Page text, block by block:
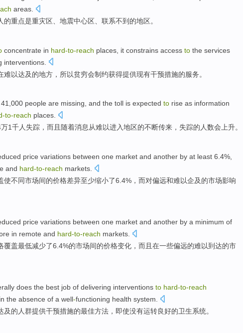
areas.
的重点是重灾区 、地震中心区、联系不到的地区。
concentrate in hard-to-reach places , it constrains access to the services
interventions
难以达及的地方 ，所以贫穷会制约获得提供现有干预措施的服务。
41,000 people are missing, and the toll is expected to rise as information
to-reach places.
1千人失踪 ， 而且 随着消息从难以进入地区的不断传来，失踪的人数会上升。
price variations between one market and another by at least 6.4%,
and hard-to-reach markets
使不同市场间的价格差异至少缩小了6.4%， 而对偏远和难以企及的市场影响
price variations between one market and another by a minimum of
in remote and hard-to-reach markets
覆盖最低减少了6.4%的市场间的价格变化 ， 而且 在一些偏远的难以到达的市
does the best job of delivering interventions to hard-to-reach
in the absence of a well-functioning health system
及的 人群提供干预措施的最佳方法， 即使没有运转良好的卫生系统。